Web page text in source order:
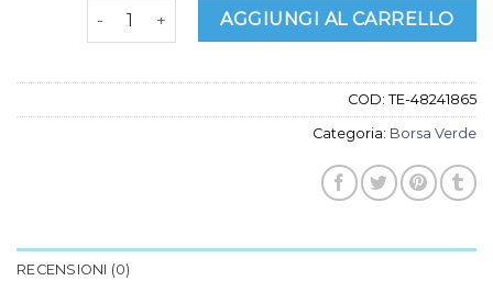
borsa verde quantitàAGGIUNGI AL CARRELLO
COD: TE-48241865
Categoria: Borsa Verde
RECENSIONI (0)